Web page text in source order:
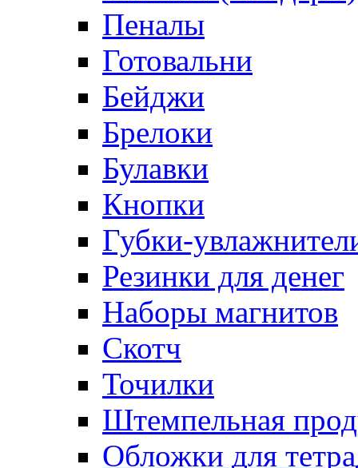
Пеналы
Готовальни
Бейджи
Брелоки
Булавки
Кнопки
Губки-
Резинки для денег
Наборы магнитов
Скотч
Точилки
Штемпельная
Обложки для